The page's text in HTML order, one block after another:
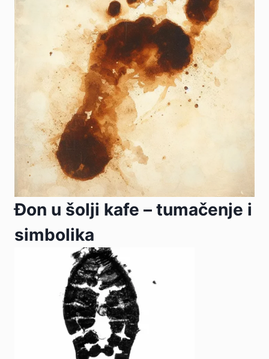
Đon u šolji kafe – tumačenje i
simbolika